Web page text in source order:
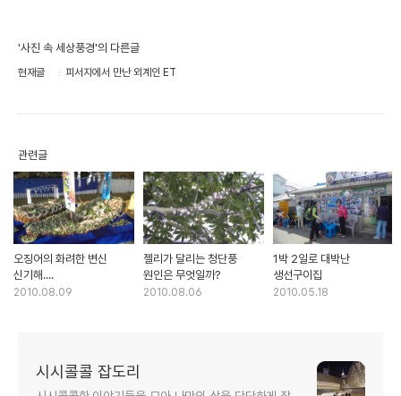
'사진 속 세상풍경'의 다른글
현재글 피서지에서 만난 외계인 ET
관련글
오징어의 화려한 변신
신기해....
2010.08.09
젤리가 달리는 청단풍
원인은 무엇일까?
2010.08.06
1박 2일로 대박난
생선구이집
2010.05.18
시시콜콜 잡도리